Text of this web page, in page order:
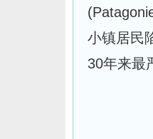
小镇居民
30年来最